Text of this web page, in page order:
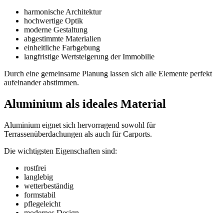
harmonische Architektur
hochwertige Optik
moderne Gestaltung
abgestimmte Materialien
einheitliche Farbgebung
langfristige Wertsteigerung der Immobilie
Durch eine gemeinsame Planung lassen sich alle Elemente perfekt
aufeinander abstimmen.
Aluminium als ideales Material
Aluminium eignet sich hervorragend sowohl für
Terrassenüberdachungen als auch für Carports.
Die wichtigsten Eigenschaften sind:
rostfrei
langlebig
wetterbeständig
formstabil
pflegeleicht